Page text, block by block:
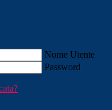
Nome Utente
Password